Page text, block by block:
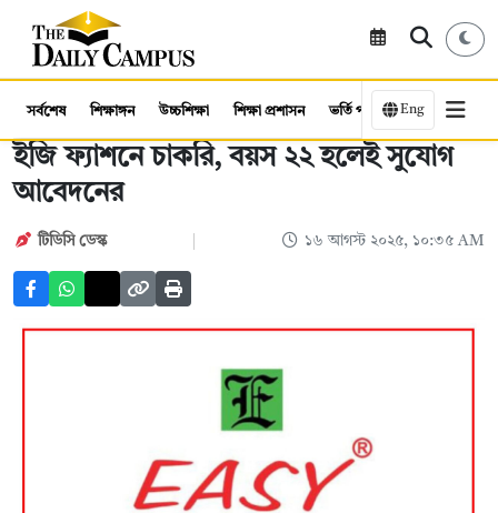
সর্বশেষ শিক্ষাঙ্গন উচ্চশিক্ষা শিক্ষা প্রশাসন ভর্তি পরীক্ষা কর্মসংস্থান
Eng
ইজি ফ্যাশনে চাকরি, বয়স ২২ হলেই সুযোগ
আবেদনের
টিডিসি ডেস্ক ১৬ আগস্ট ২০২৫, ১০:৩৫ AM